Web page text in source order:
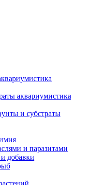
аквариумистика
и субстраты
и паразитами
добавки